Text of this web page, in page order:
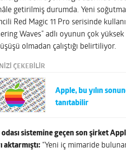
getirilmiş durumda. Yeni
Red Magic 11 Pro serisinde
Waves” adlı oyunun çok
olmadan çalıştığı belirtiliyor.
ÇEKEBİLİR
Apple, bu yılın
tanıtabilir
odası sistemine geçen son şirket
aktarmıştı: “Yeni iç mimaride